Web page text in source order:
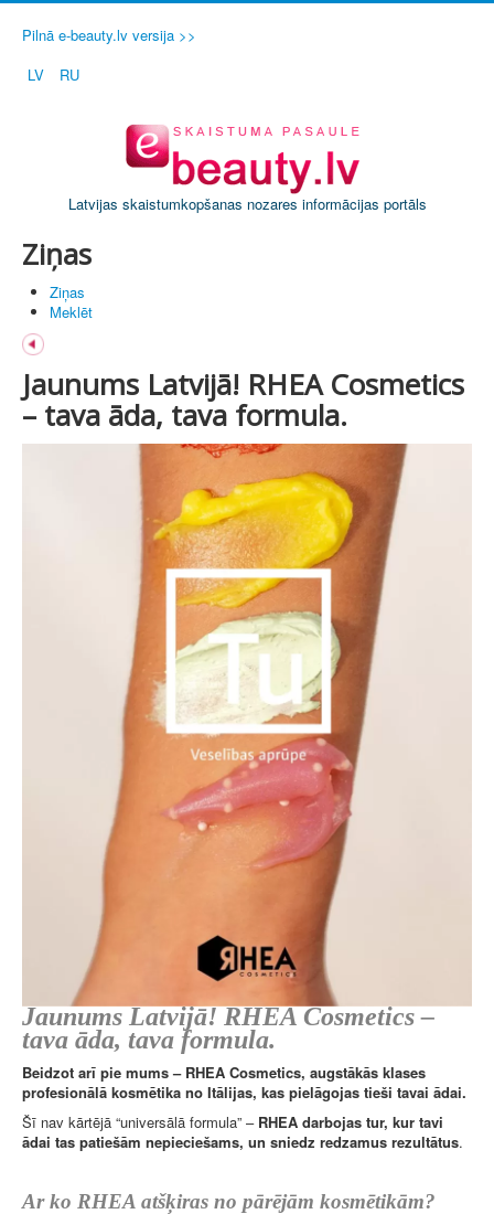
Pilnā e-beauty.lv versija >>
LV
RU
Latvijas skaistumkopšanas nozares informācijas portāls
Ziņas
Ziņas
Meklēt
Jaunums Latvijā! RHEA Cosmetics
– tava āda, tava formula.
Jaunums Latvijā! RHEA Cosmetics –
tava āda, tava formula.
Beidzot arī pie mums – RHEA Cosmetics, augstākās klases
profesionālā kosmētika no Itālijas, kas pielāgojas tieši tavai ādai.
Šī nav kārtējā “universālā formula” – RHEA darbojas tur, kur tavi
ādai tas patiešām nepieciešams, un sniedz redzamus rezultātus.
Ar ko RHEA atšķiras no pārējām kosmētikām?